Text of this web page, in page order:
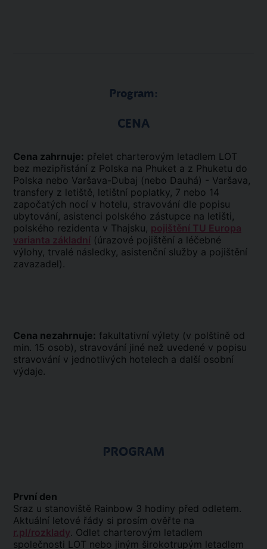
Program:
CENA
Cena zahrnuje: přelet charterovým letadlem LOT
bez mezipřistání z Polska na Phuket a z Phuketu do
Polska nebo Varšava-Dubaj (nebo Dauhá) - Varšava,
transfery z letiště, letištní poplatky, 7 nebo 14
započatých nocí v hotelu, stravování dle popisu
ubytování, asistenci polského zástupce na letišti,
polského rezidenta v Thajsku, pojištění TU Europa
varianta základní (úrazové pojištění a léčebné
výlohy, trvalé následky, asistenční služby a pojištění
zavazadel).
Cena nezahrnuje: fakultativní výlety (v polštině od
min. 15 osob), stravování jiné než uvedené v popisu
stravování v jednotlivých hotelech a další osobní
výdaje.
PROGRAM
První den
Sraz u stanoviště Rainbow 3 hodiny před odletem.
Aktuální letové řády si prosím ověřte na
r.pl/rozklady. Odlet charterovým letadlem
společnosti LOT nebo jiným širokotrupým letadlem